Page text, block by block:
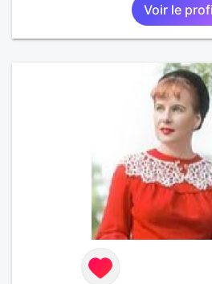
Voir le